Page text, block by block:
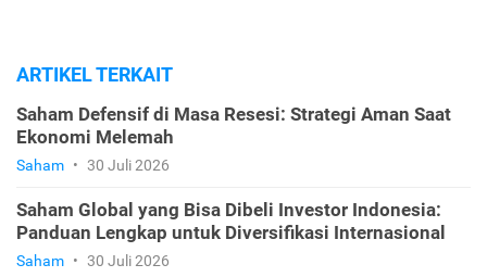
ARTIKEL TERKAIT
Saham Defensif di Masa Resesi: Strategi Aman Saat
Ekonomi Melemah
Saham • 30 Juli 2026
Saham Global yang Bisa Dibeli Investor Indonesia:
Panduan Lengkap untuk Diversifikasi Internasional
Saham • 30 Juli 2026